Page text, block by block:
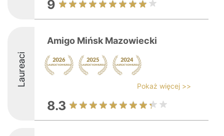
9
Laureaci
Amigo Mińsk Mazowiecki
Pokaż więcej >>
8.3